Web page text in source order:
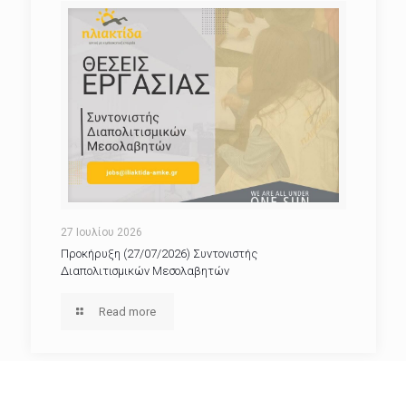
27 Ιουλίου 2026
Προκήρυξη (27/07/2026) Συντονιστής
Διαπολιτισμικών Μεσολαβητών
Read more